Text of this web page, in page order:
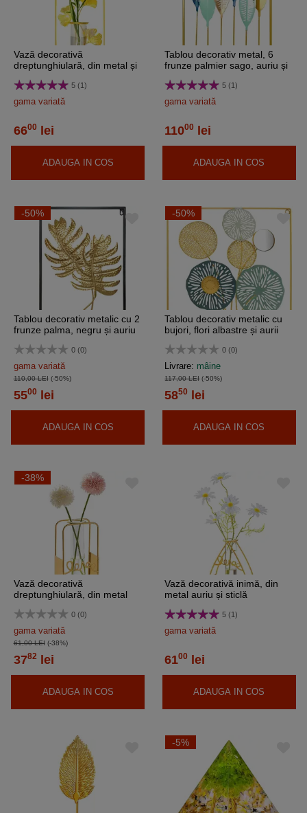
Vază decorativă
dreptunghiulară, din metal și
5 (1)
gama variată
6600 lei
ADAUGA IN COS
Tablou decorativ metal, 6
frunze palmier sago, auriu și
5 (1)
gama variată
11000 lei
ADAUGA IN COS
-50%
Tablou decorativ metalic cu 2
frunze palma, negru și auriu
0 (0)
gama variată
110,00 LEI(-50%)
5500 lei
ADAUGA IN COS
-50%
Tablou decorativ metalic cu
bujori, flori albastre și aurii
0 (0)
Livrare: mâine
117,00 LEI(-50%)
5850 lei
ADAUGA IN COS
-38%
Vază decorativă
dreptunghiulară, din metal
0 (0)
gama variată
61,00 LEI(-38%)
3782lei
ADAUGA IN COS
Vază decorativă inimă, din
metal auriu și sticlă
5 (1)
gama variată
6100 lei
ADAUGA IN COS
-5%